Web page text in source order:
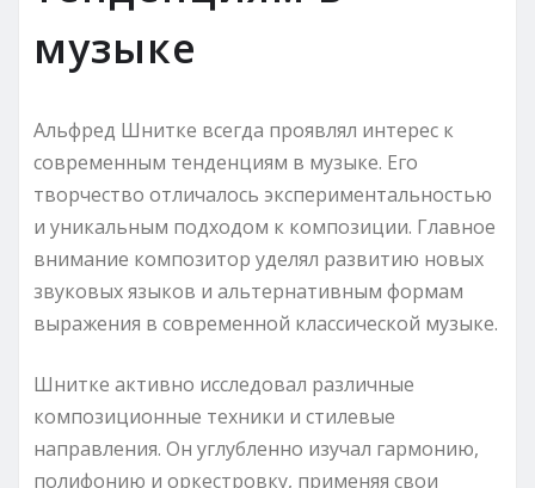
музыке
Альфред Шнитке всегда проявлял интерес к
современным тенденциям в музыке. Его
творчество отличалось экспериментальностью
и уникальным подходом к композиции. Главное
внимание композитор уделял развитию новых
звуковых языков и альтернативным формам
выражения в современной классической музыке.
Шнитке активно исследовал различные
композиционные техники и стилевые
направления. Он углубленно изучал гармонию,
полифонию и оркестровку, применяя свои